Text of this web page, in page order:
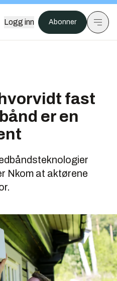
Logg inn Abonner
fast
er en
Nkom at aktørene